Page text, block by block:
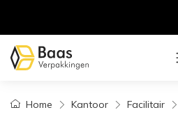
Home Kantoor Facilitair